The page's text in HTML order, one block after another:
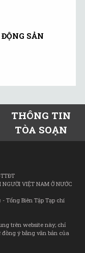
SẢN
THÔNG TIN
TÒA SOẠN
VIỆT NAM Ở NƯỚC
- Tổng Biên Tập Tạp chí
trên website này; chỉ
ý bằng văn bản của